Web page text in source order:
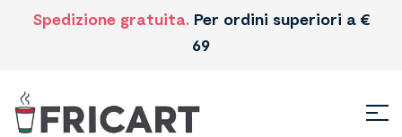
Spedizione gratuita. Per ordini superiori a €
69